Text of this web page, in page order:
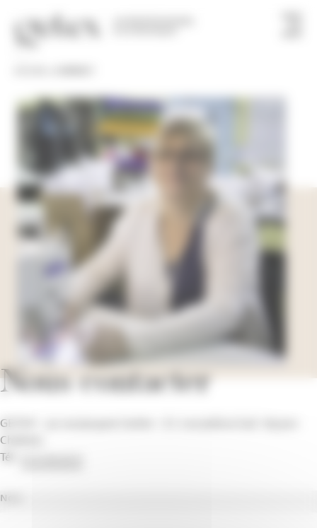
Nous contacter
GETEX – 30 rue Jacques Cartier – Z.I. Les Judices Sud - 85300
Challans
Tél :
Nom